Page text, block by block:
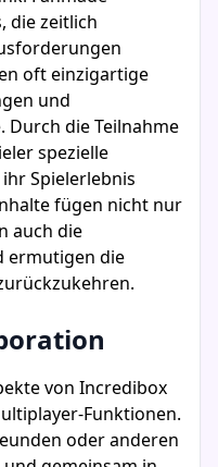
die zeitlich
oft einzigartige
und
Durch die Teilnahme
spezielle
Spielerlebnis
fügen nicht nur
auch die
ermutigen die
von Incredibox
Funktionen.
oder anderen